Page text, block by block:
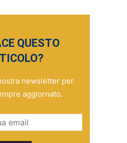
QUESTO
newsletter per
aggiornato.